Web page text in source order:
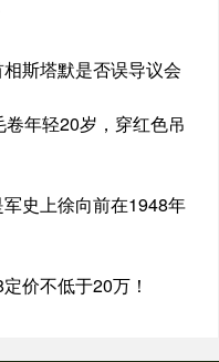
斯塔默是否误导议会
年轻20岁，穿红色吊
史上徐向前在1948年
价不低于20万！